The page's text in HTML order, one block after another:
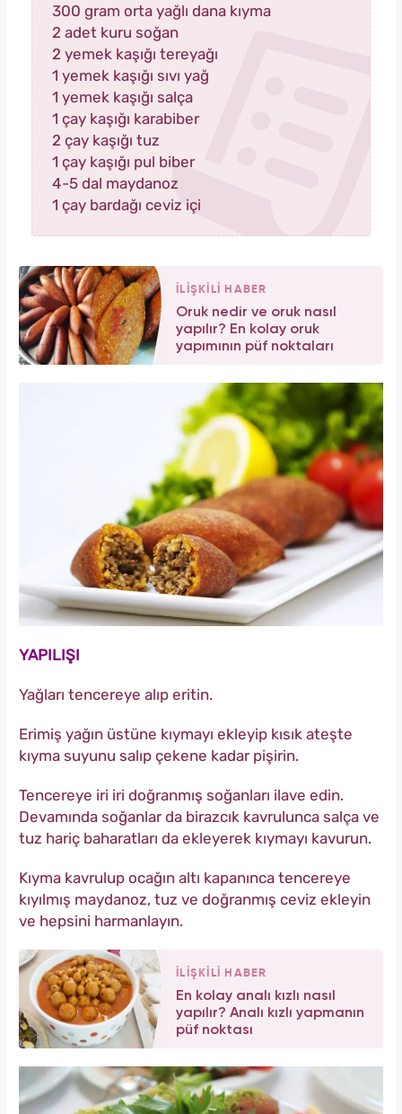
300 gram orta yağlı dana kıyma
2 adet kuru soğan
2 yemek kaşığı tereyağı
1 yemek kaşığı sıvı yağ
1 yemek kaşığı salça
1 çay kaşığı karabiber
2 çay kaşığı tuz
1 çay kaşığı pul biber
4-5 dal maydanoz
1 çay bardağı ceviz içi
İLİŞKİLİ HABER
Oruk nedir ve oruk nasıl
yapılır? En kolay oruk
yapımının püf noktaları
YAPILIŞI
Yağları tencereye alıp eritin.
Erimiş yağın üstüne kıymayı ekleyip kısık ateşte
kıyma suyunu salıp çekene kadar pişirin.
Tencereye iri iri doğranmış soğanları ilave edin.
Devamında soğanlar da birazcık kavrulunca salça ve
tuz hariç baharatları da ekleyerek kıymayı kavurun.
Kıyma kavrulup ocağın altı kapanınca tencereye
kıyılmış maydanoz, tuz ve doğranmış ceviz ekleyin
ve hepsini harmanlayın.
İLİŞKİLİ HABER
En kolay analı kızlı nasıl
yapılır? Analı kızlı yapmanın
püf noktası